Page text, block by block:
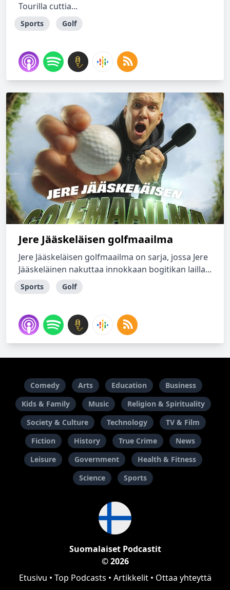
Tourilla cuttia...
Sports Golf
Jere Jääskeläisen golfmaailma
Jere Jääskeläisen golfmaailma on sarja, jossa Jere
Jääskeläinen nakuttaa innokkaan bogitikan lailla...
Sports Golf
Comedy Arts Education
Business
Kids & Family
Music
Religion & Spirituality
Society & Culture
Technology
TV & Film
Fiction
History True Crime
News
Leisure
Government
Health & Fitness
Science
Sports
Suomalaiset Podcastit
© 2026
Etusivu • Top Podcasts • Artikkelit• Ottaa yhteyttä